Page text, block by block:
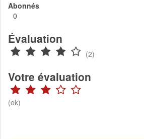
Abonnés
0
Évaluation
(2)
Votre évaluation
(ok)